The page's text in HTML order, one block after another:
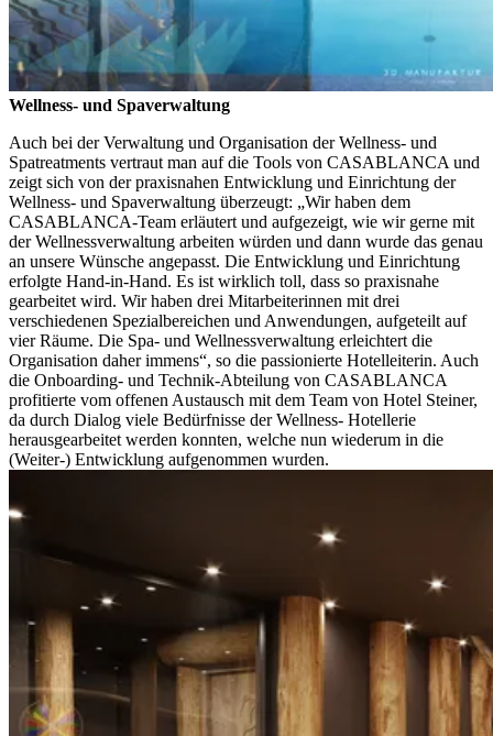
Wellness- und Spaverwaltung
Auch bei der Verwaltung und Organisation der Wellness- und
Spatreatments vertraut man auf die Tools von CASABLANCA und
zeigt sich von der praxisnahen Entwicklung und Einrichtung der
Wellness- und Spaverwaltung überzeugt: „Wir haben dem
CASABLANCA-Team erläutert und aufgezeigt, wie wir gerne mit
der Wellnessverwaltung arbeiten würden und dann wurde das genau
an unsere Wünsche angepasst. Die Entwicklung und Einrichtung
erfolgte Hand-in-Hand. Es ist wirklich toll, dass so praxisnahe
gearbeitet wird. Wir haben drei Mitarbeiterinnen mit drei
verschiedenen Spezialbereichen und Anwendungen, aufgeteilt auf
vier Räume. Die Spa- und Wellnessverwaltung erleichtert die
Organisation daher immens“, so die passionierte Hotelleiterin. Auch
die Onboarding- und Technik-Abteilung von CASABLANCA
profitierte vom offenen Austausch mit dem Team von Hotel Steiner,
da durch Dialog viele Bedürfnisse der Wellness- Hotellerie
herausgearbeitet werden konnten, welche nun wiederum in die
(Weiter-) Entwicklung aufgenommen wurden.